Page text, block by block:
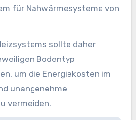
für Nahwärmesysteme von
sollte daher
Bodentyp
um die Energiekosten im
unangenehme
vermeiden.